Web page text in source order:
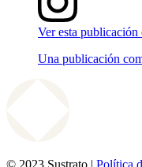
Ver esta publicación
Una publicación
© 2023 Sustrato | Política